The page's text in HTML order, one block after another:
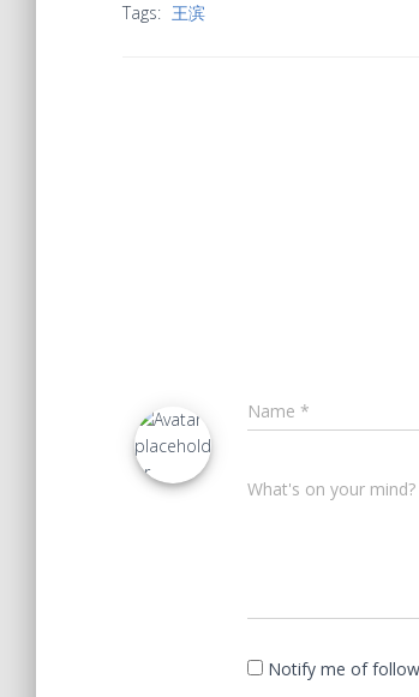
Tags: 王滨
Name *
What's on your mind?
Notify me of